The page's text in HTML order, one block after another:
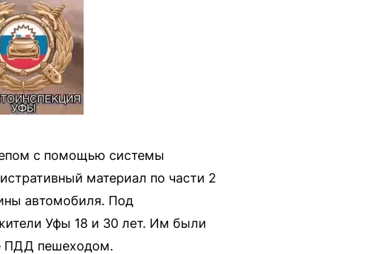
с помощью системы
материал по части 2
автомобиля. Под
Уфы 18 и 30 лет. Им были
ПДД пешеходом.